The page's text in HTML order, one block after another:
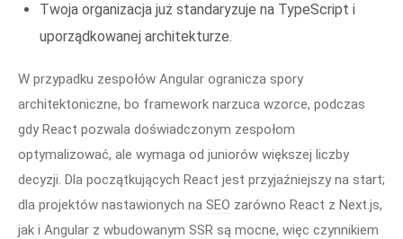
Twoja organizacja już standaryzuje na TypeScript i
uporządkowanej architekturze.
W przypadku zespołów Angular ogranicza spory
architektoniczne, bo framework narzuca wzorce, podczas
gdy React pozwala doświadczonym zespołom
optymalizować, ale wymaga od juniorów większej liczby
decyzji. Dla początkujących React jest przyjaźniejszy na start;
dla projektów nastawionych na SEO zarówno React z Next.js,
jak i Angular z wbudowanym SSR są mocne, więc czynnikiem